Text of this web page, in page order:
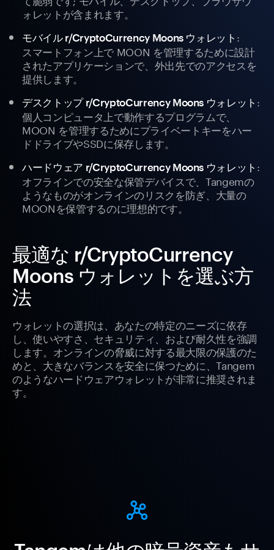
ォレットが含まれます。
モバイル r/CryptoCurrency Moons ウォレット :
スマートフォン上で MOON を管理するために設計
されたアプリケーションで、外出先でのアクセスを
提供します。
デスクトップ r/CryptoCurrency Moons ウォレット :
個人コンピュータ上で動作するプログラムで、
MOON を管理するためにプライベートキーをハー
ドドライブやSSDに保存します。
ハードウェア r/CryptoCurrency Moons ウォレット :
オフラインでの安全な保管デバイスで、Tangemの
ようなものがオンラインのリスクを防ぎ、大量の
MOONを保管するのに理想的です。
最適な r/CryptoCurrency
Moons ウォレットを選ぶ方
法
ウォレットの選択は、あなたの特定のニーズに依存
し、使いやすさ、セキュリティ、および耐久性を強調
します。オンラインの脅威に対する最大限の保護のた
めと、大きなバランスを安全に保つために、Tangem
のようなハードウェアウォレットが非常に推奨されま
す。